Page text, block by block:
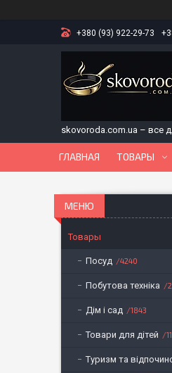
+380 (93) 922-29-73
skovoroda.com.ua – все
ГЛАВНАЯ ТОВАРЫ
Товары
Посуд 4240
Побутова техніка
Дім і сад 1843
Товари для дітей
Туризм та